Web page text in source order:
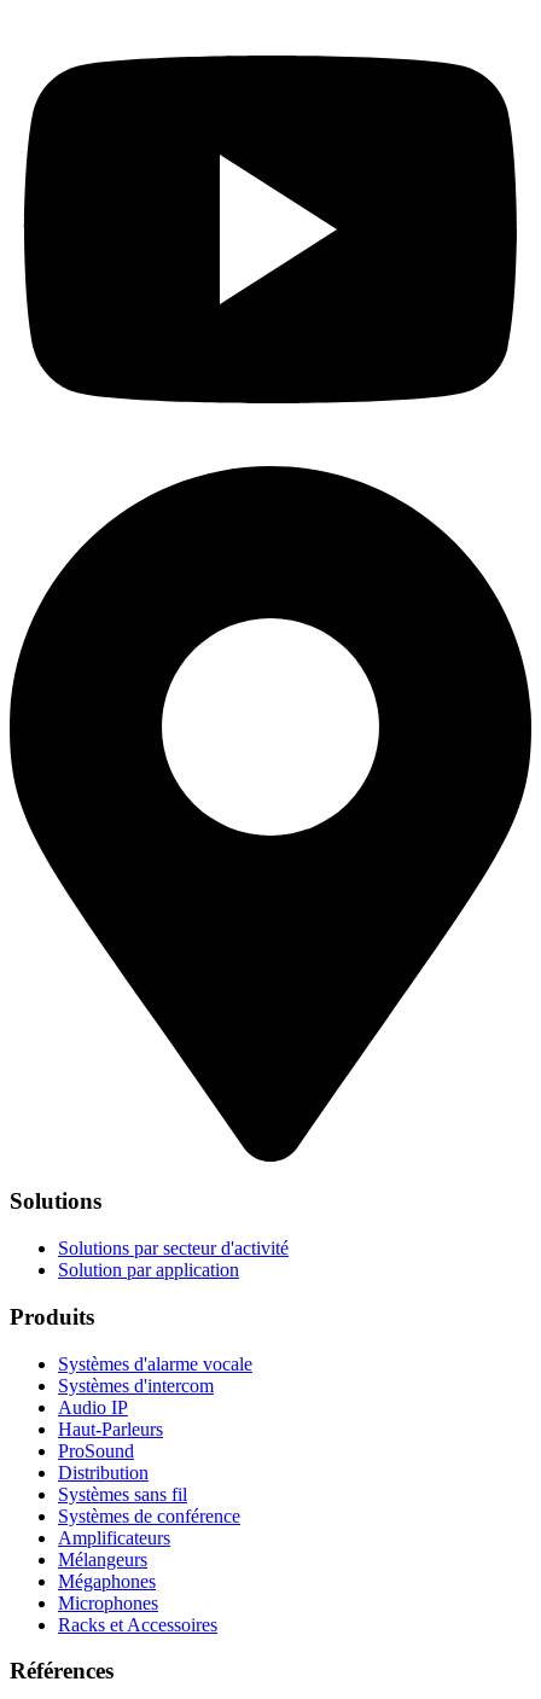
Solutions
Solutions par secteur d'activité
Solution par application
Produits
Systèmes d'alarme vocale
Systèmes d'intercom
Audio IP
Haut-Parleurs
ProSound
Distribution
Systèmes sans fil
Systèmes de conférence
Amplificateurs
Mélangeurs
Mégaphones
Microphones
Racks et Accessoires
Références